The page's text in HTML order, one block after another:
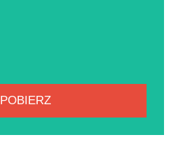
POBIERZ